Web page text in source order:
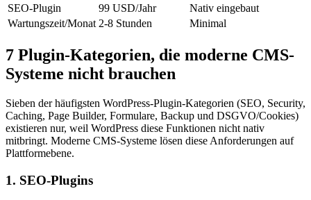
SEO-Plugin
99 USD/Jahr
Nativ eingebaut
Wartungszeit/Monat 2-8 Stunden Minimal
7 Plugin-Kategorien, die moderne CMS-
Systeme nicht brauchen
Sieben der häufigsten WordPress-Plugin-Kategorien (SEO, Security,
Caching, Page Builder, Formulare, Backup und DSGVO/Cookies)
existieren nur, weil WordPress diese Funktionen nicht nativ
mitbringt. Moderne CMS-Systeme lösen diese Anforderungen auf
Plattformebene.
1. SEO-Plugins